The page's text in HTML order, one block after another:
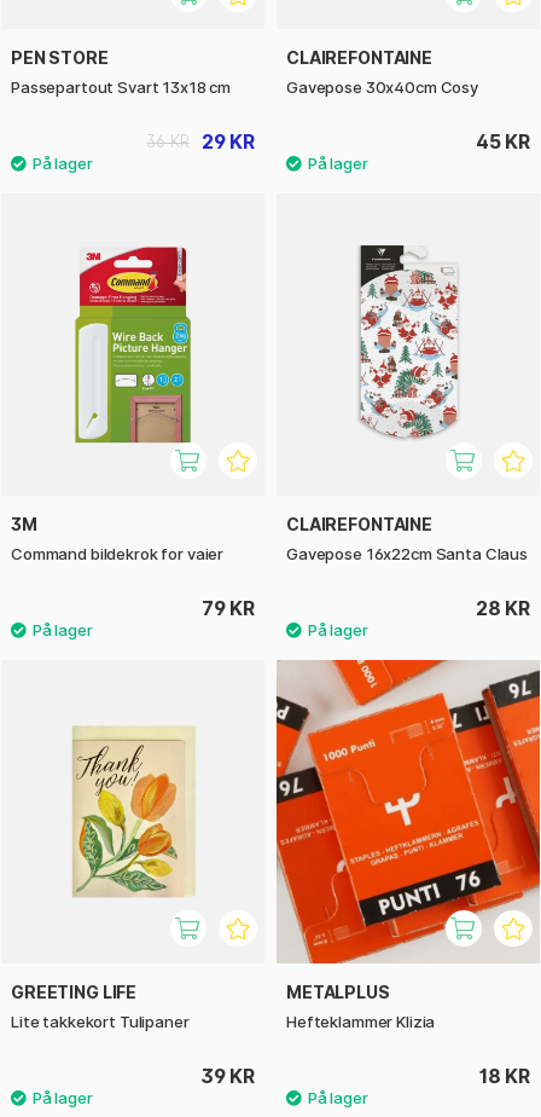
PEN STORE
Passepartout Svart 13x18 cm
29 KR
36 KR
CLAIREFONTAINE
Gavepose 30x40cm Cosy
45 KR
3M
Command bildekrok for vaier
79 KR
CLAIREFONTAINE
Gavepose 16x22cm Santa Claus
28 KR
GREETING LIFE
Lite takkekort Tulipaner
39 KR
METALPLUS
Hefteklammer Klizia
18 KR